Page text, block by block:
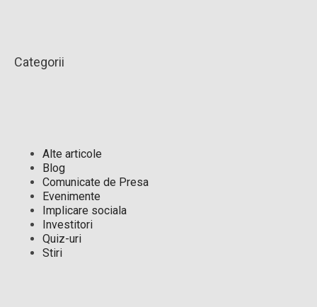
Categorii
Alte articole
Blog
Comunicate de Presa
Evenimente
Implicare sociala
Investitori
Quiz-uri
Stiri